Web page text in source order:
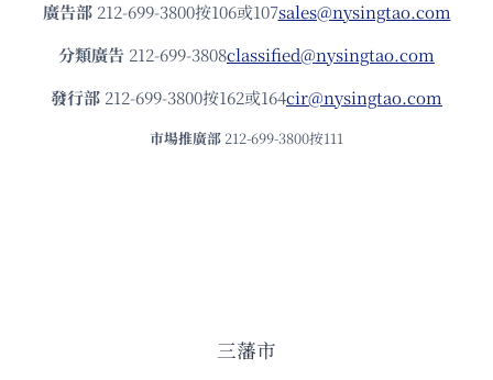
廣告部212-699-3800按106或107sales@nysingtao.com
分類廣告 212-699-3808classified@nysingtao.com
發⾏部 212-699-3800按162或164cir@nysingtao.com
市場推廣部 212-699-3800按111
三藩市